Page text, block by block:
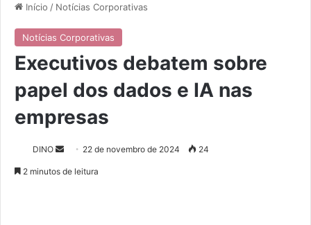
Início / Notícias Corporativas
Notícias Corporativas
Executivos debatem sobre
papel dos dados e IA nas
empresas
DINO 22 de novembro de 2024 24
2 minutos de leitura